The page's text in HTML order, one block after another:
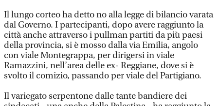
Il lungo corteo ha detto no alla legge di bilancio varata
dal Governo. I partecipanti, dopo avere raggiunto la
città anche attraverso i pullman partiti da più paesi
della provincia, si è mosso dalla via Emilia, angolo
con viale Montegrappa, per dirigersi in viale
Ramazzini, nell’area delle ex- Reggiane, dove si è
svolto il comizio, passando per viale del Partigiano.
Il variegato serpentone dalle tante bandiere dei